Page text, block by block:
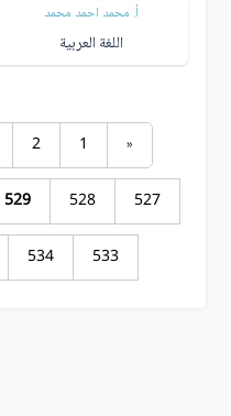
أ. محمد احمد محمد
اللغة العربية
«
1
2
527
528
529
533
534